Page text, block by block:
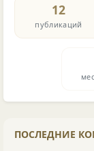
12
публикаций
ПОСЛЕДНИЕ